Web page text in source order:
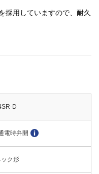
採用していますので、耐久
D
電時弁開
ク形